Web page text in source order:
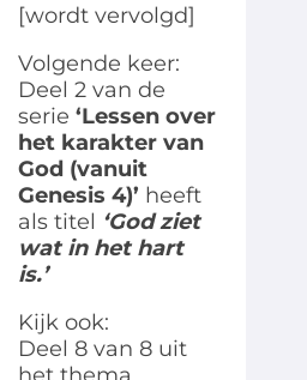
[wordt vervolgd]
Volgende keer:
Deel 2 van de
serie ‘Lessen over
het karakter van
God (vanuit
Genesis 4)’ heeft
als titel ‘God ziet
wat in het hart
is.’
Kijk ook:
Deel 8 van 8 uit